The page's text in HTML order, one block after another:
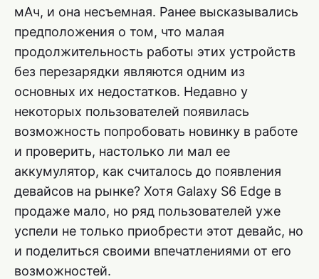
мАч, и она несъемная. Ранее высказывались
предположения о том, что малая
продолжительность работы этих устройств
без перезарядки являются одним из
основных их недостатков. Недавно у
некоторых пользователей появилась
возможность попробовать новинку в работе
и проверить, настолько ли мал ее
аккумулятор, как считалось до появления
девайсов на рынке? Хотя Galaxy S6 Edge в
продаже мало, но ряд пользователей уже
успели не только приобрести этот девайс, но
и поделиться своими впечатлениями от его
возможностей.